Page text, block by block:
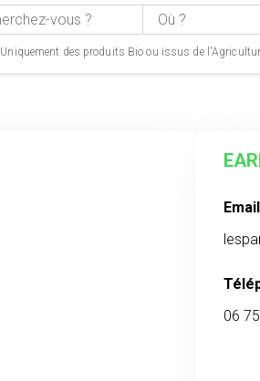
Uniquement des produits Bio ou issus de
Email
06